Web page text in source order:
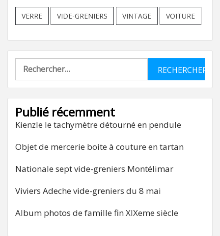
VERRE VIDE-GRENIERS VINTAGE VOITURE
Rechercher :
Publié récemment
Kienzle le tachymètre détourné en pendule
Objet de mercerie boite à couture en tartan
Nationale sept vide-greniers Montélimar
Viviers Adeche vide-greniers du 8 mai
Album photos de famille fin XIXeme siècle